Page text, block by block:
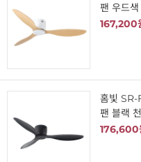
팬 우드
167,200
홈빛
팬 블랙
176,600